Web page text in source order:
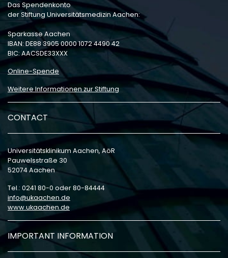
Das Spendenkonto
der Stiftung Universitätsmedizin Aachen:
Sparkasse Aachen
IBAN: DE88 3905 0000 1072 4490 42
BIC: AACSDE33XXX
Online-Spende
Weitere Informationen zur Stiftung
CONTACT
Universitätsklinikum Aachen, AöR
Pauwelsstraße 30
52074 Aachen
Tel.: 0241 80-0 oder 80-84444
info
ukaachen de
www.ukaachen.de
IMPORTANT INFORMATION